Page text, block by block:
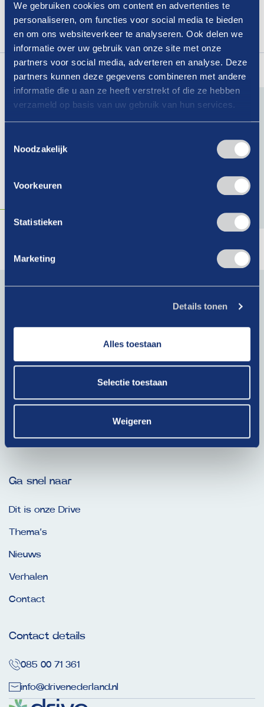
We gebruiken cookies om content en advertenties te
personaliseren, om functies voor social media te bieden
en om ons websiteverkeer te analyseren. Ook delen we
informatie over uw gebruik van onze site met onze
partners voor social media, adverteren en analyse. Deze
partners kunnen deze gegevens combineren met andere
informatie die u aan ze heeft verstrekt of die ze hebben
verzameld op basis van uw gebruik van hun services.
Noodzakelijk
Voorkeuren
Statistieken
Marketing
Details tonen
Alles toestaan
Selectie toestaan
Weigeren
Dit is een afgeschermd artikel, enkel toegankelijk
voor leden.
Loginom dit artikel te lezen.
Lees ook eens
Is er binnen jouw organisatie nog
Lees verder
in voor onze nieuwsbrief!
Bij het klikken op ‘Verzenden’ ga je akkoord met ons
Ga snel naar
Dit is onze Drive
Thema’s
Nieuws
Verhalen
Contact
Contact details
085 00 71 361
info@drivenederland.nl